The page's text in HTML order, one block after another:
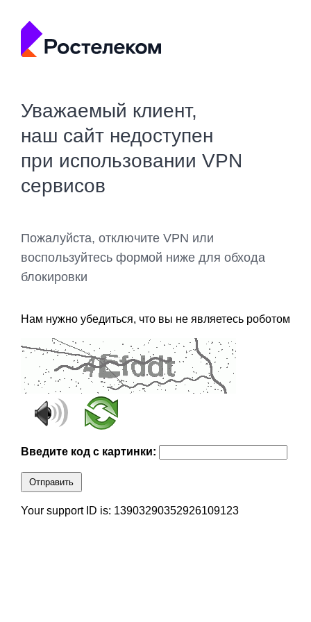
Уважаемый клиент,
наш сайт недоступен
при использовании VPN
сервисов
Пожалуйста, отключите VPN или
воспользуйтесь формой ниже для обхода
блокировки
Нам нужно убедиться, что вы не являетесь роботом
Введите код с картинки:
Отправить
Your support ID is: 13903290352926109123